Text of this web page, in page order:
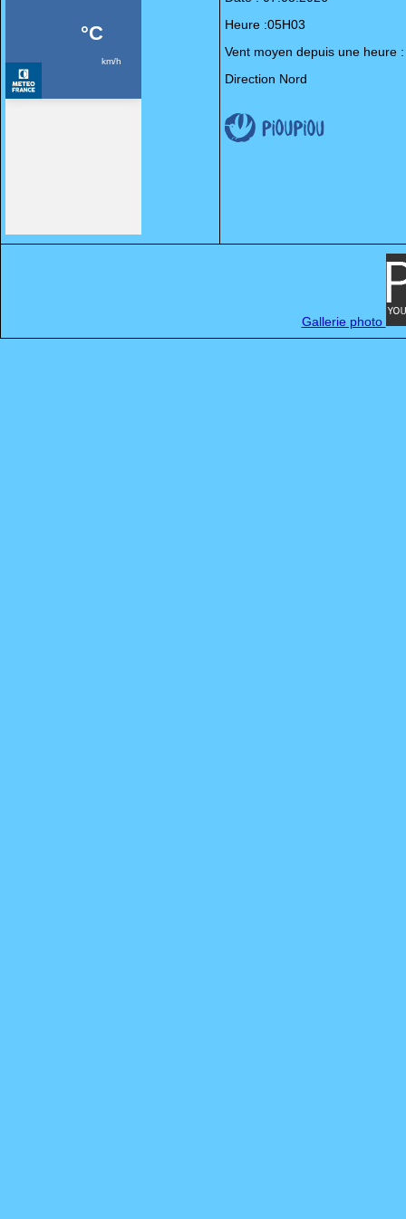
Heure :05H03
Vent moyen depuis une heure
Direction Nord
Gallerie photo